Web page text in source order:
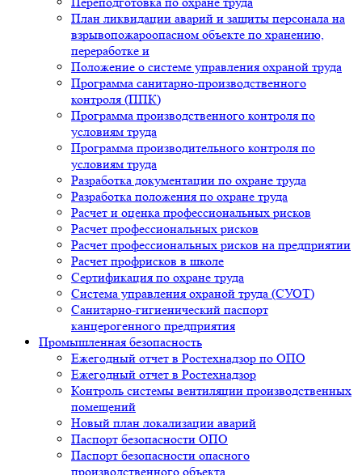
План ликвидации аварий и защиты персонала на
взрывопожароопасном объекте по хранению,
переработке и
Положение о системе управления охраной труда
Программа санитарно-производственного
контроля (ППК)
Программа производственного контроля по
условиям труда
Программа производительного контроля по
условиям труда
Разработка документации по охране труда
Разработка положения по охране труда
Расчет и оценка профессиональных рисков
Расчет профессиональных рисков
Расчет профессиональных рисков на предприятии
Расчет профрисков в школе
Сертификация по охране труда
Система управления охраной труда (СУОТ)
Санитарно-гигиенический паспорт
канцерогенного предприятия
Промышленная безопасность
Ежегодный отчет в Ростехнадзор по ОПО
Ежегодный отчет в Ростехнадзор
Контроль системы вентиляции производственных
помещений
Новый план локализации аварий
Паспорт безопасности ОПО
Паспорт безопасности опасного
производственного объекта